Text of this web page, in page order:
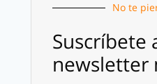
No te
Suscríbete
newsletter